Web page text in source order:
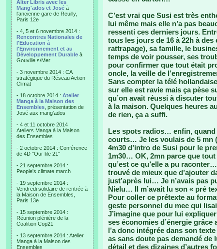
Alter Libris avec les
Mang'ados et José à
l'ancienne gare de Reuilly,
Paris 12e
- 4, 5 et 6 novembre 2014 :
Rencontres Nationales de
l'Education à
l'Environnement et au
Développement Durable à
Gouville s/Mer
- 3 novembre 2014 : CA
stratégique du Réseau Action
Climat
- 18 octobre 2014 : Atelier
Manga à la Maison des
Ensembles , présentation de
José aux mang'ados
- 4 et 11 octobre 2014 :
Ateliers Manga à la Maison
des Ensembles
- 2 octobre 2014 : Conférence
de 4D "Our life 21"
- 21 septembre 2014 :
People's climate march
- 19 septembre 2014 :
Vendredi solidaire de rentrée à
la Maison de Ensembles,
Paris 13e
- 15 septembre 2014 :
Réunion plénière de la
Coalition Cop21
- 13 septembre 2014 : Atelier
Manga à la Maison des
Ensembles
C’est vrai que Susi est très
lui même mais elle n’a pas
ressenti ces derniers jours.
tous les jours de 16 à 22h à
rattrapage), sa famille, le
temps de voir pousser, ses
pour confirmer que tout était
oncle, la veille de
Sans compter la télé
sur elle est ravie mais ça pèse
qu’on avait réussi à discuter
à la maison. Quelques heures
de rien, ça a suffi.
Les spots radios… enfin, quand
courts… Je les voulais de 5 mn
4m30 d’intro de Susi pour le
1m30… OK, 2mn parce que
qu’est ce qu’elle a pu
trouvé de mieux que d’ajouter
just’après lui… Je n’avais pas
Nielu… Il m’avait lu son « pré
Pour coller ce prétexte au
geste personnel du mec qui
J’imagine que pour lui
ses économies d’énergie
l’a donc intégrée dans son
as sans doute pas demandé
détail et des dizaines d’autres